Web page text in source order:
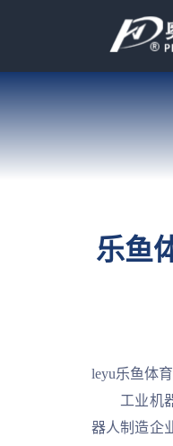
乐鱼
leyu乐鱼体
工业机器
器人制造企